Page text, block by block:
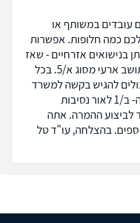
עובדים במשותף או
כמה חלופות. אפשרות
בנישואים אזרחיים - שאז
מעמדה של זוגתך ישודרג למעמד תושב ארעי מסוג א/5. בכל
להגיש בקשה למשרד
הפנים לקיצור זמן השהייה באשרת ה- ב/1 לאור נסיבות
לביצוע ההמרה. אתה
בהצלחה, עו"ד טל